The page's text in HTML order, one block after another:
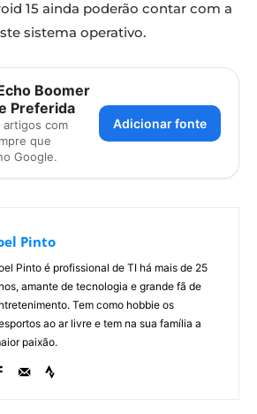
15 ainda poderão contar com a
sistema operativo.
Boomer
Preferida
artigos com
que
Google.
Adicionar fonte
Pinto
Pinto é profissional de TI há mais de 25
amante de tecnologia e grande fã de
Tem como hobbie os
ao ar livre e tem na sua família a
paixão.